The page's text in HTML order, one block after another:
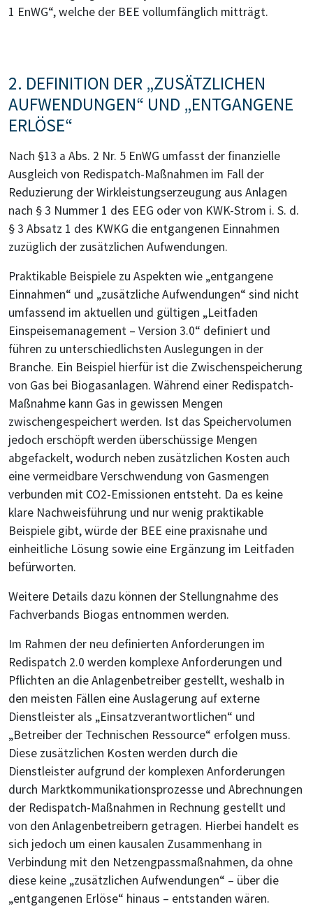
1 EnWG“, welche der BEE vollumfänglich mitträgt.
2. DEFINITION DER „ZUSÄTZLICHEN
AUFWENDUNGEN“ UND „ENTGANGENE
ERLÖSE“
Nach §13 a Abs. 2 Nr. 5 EnWG umfasst der finanzielle
Ausgleich von Redispatch-Maßnahmen im Fall der
Reduzierung der Wirkleistungserzeugung aus Anlagen
nach § 3 Nummer 1 des EEG oder von KWK-Strom i. S. d.
§ 3 Absatz 1 des KWKG die entgangenen Einnahmen
zuzüglich der zusätzlichen Aufwendungen.
Praktikable Beispiele zu Aspekten wie „entgangene
Einnahmen“ und „zusätzliche Aufwendungen“ sind nicht
umfassend im aktuellen und gültigen „Leitfaden
Einspeisemanagement – Version 3.0“ definiert und
führen zu unterschiedlichsten Auslegungen in der
Branche. Ein Beispiel hierfür ist die Zwischenspeicherung
von Gas bei Biogasanlagen. Während einer Redispatch-
Maßnahme kann Gas in gewissen Mengen
zwischengespeichert werden. Ist das Speichervolumen
jedoch erschöpft werden überschüssige Mengen
abgefackelt, wodurch neben zusätzlichen Kosten auch
eine vermeidbare Verschwendung von Gasmengen
verbunden mit CO2-Emissionen entsteht. Da es keine
klare Nachweisführung und nur wenig praktikable
Beispiele gibt, würde der BEE eine praxisnahe und
einheitliche Lösung sowie eine Ergänzung im Leitfaden
befürworten.
Weitere Details dazu können der Stellungnahme des
Fachverbands Biogas entnommen werden.
Im Rahmen der neu definierten Anforderungen im
Redispatch 2.0 werden komplexe Anforderungen und
Pflichten an die Anlagenbetreiber gestellt, weshalb in
den meisten Fällen eine Auslagerung auf externe
Dienstleister als „Einsatzverantwortlichen“ und
„Betreiber der Technischen Ressource“ erfolgen muss.
Diese zusätzlichen Kosten werden durch die
Dienstleister aufgrund der komplexen Anforderungen
durch Marktkommunikationsprozesse und Abrechnungen
der Redispatch-Maßnahmen in Rechnung gestellt und
von den Anlagenbetreibern getragen. Hierbei handelt es
sich jedoch um einen kausalen Zusammenhang in
Verbindung mit den Netzengpassmaßnahmen, da ohne
diese keine „zusätzlichen Aufwendungen“ – über die
„entgangenen Erlöse“ hinaus – entstanden wären.